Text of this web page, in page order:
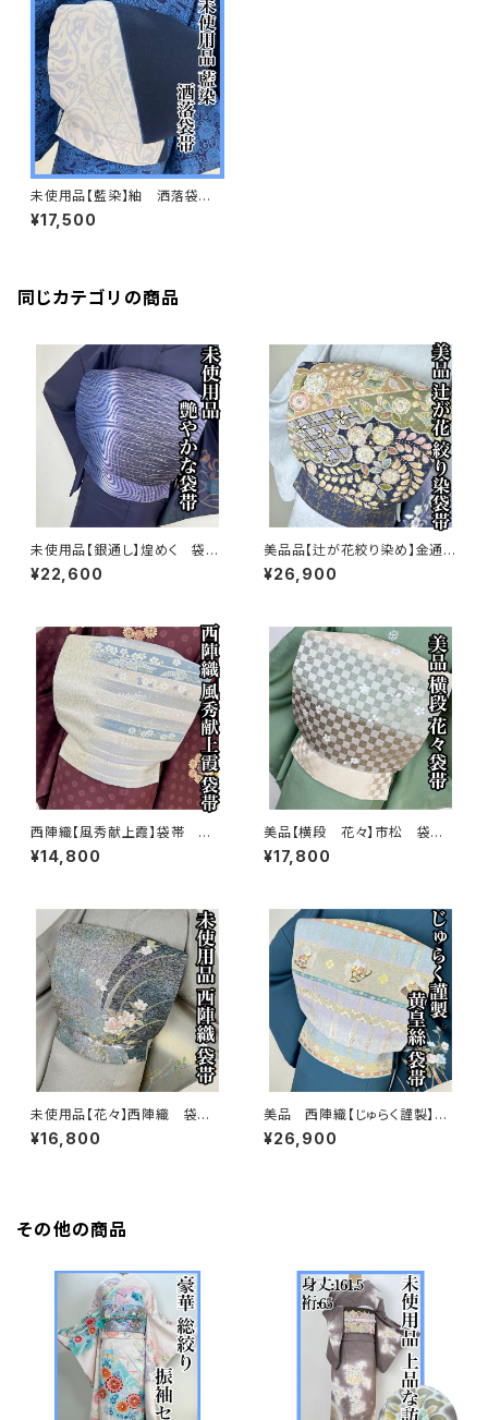
未使用品【藍染】紬 洒落袋
帯 正絹 s661
¥17,500
同じカテゴリの商品
未使用品【銀通し】煌めく 袋
帯 正絹 s777
¥22,600
美品品【辻が花絞り染め】金通
し 袋帯 正絹s775
¥26,900
西陣織【風秀献上霞】袋帯 正
絹 s772
¥14,800
美品【横段 花々】市松 袋
帯 正絹 s767
¥17,800
未使用品【花々】西陣織 袋
帯 正絹 s765
¥16,800
美品 西陣織【じゅらく謹製】黄
皇絲 落款 正絹 袋帯s762
¥26,900
その他の商品